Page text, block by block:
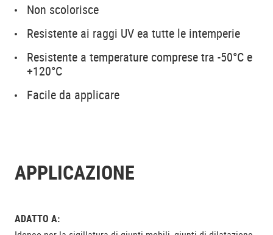
Non scolorisce
Resistente ai raggi UV ea tutte le intemperie
Resistente a temperature comprese tra -50°C e
+120°C
Facile da applicare
APPLICAZIONE
ADATTO A: